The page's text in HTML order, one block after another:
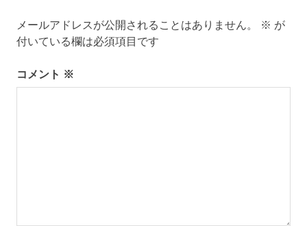
ー
シ
メールアドレスが公開されることはありません。 ※ が
付いている欄は必須項目です
コメント ※